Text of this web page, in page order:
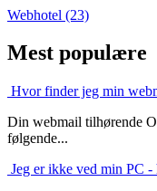
Webhotel (23)
Mest populære
Hvor finder jeg min
Din webmail tilhørende
følgende...
Jeg er ikke ved min PC